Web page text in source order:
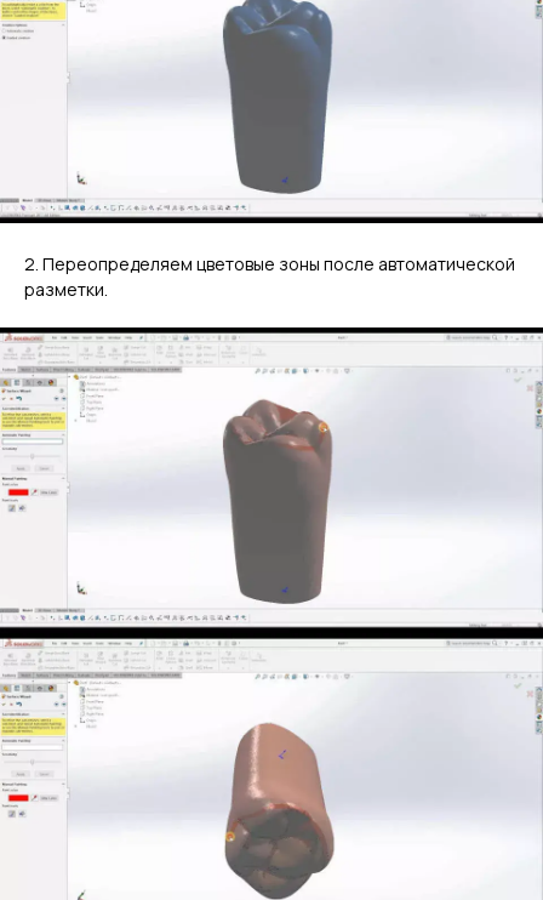
2. Переопределяем цветовые зоны после автоматической
разметки.